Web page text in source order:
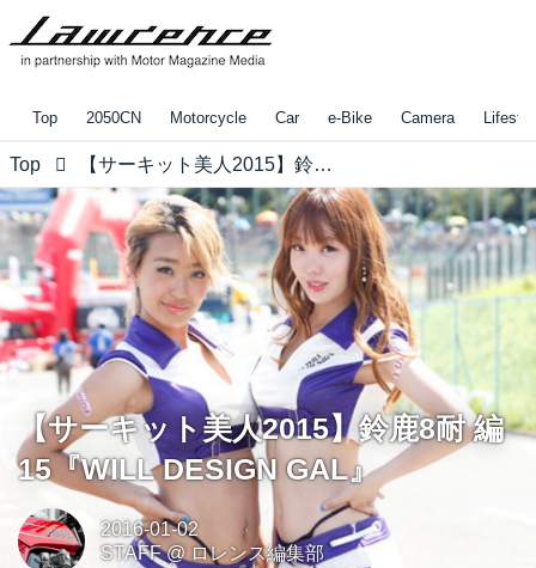
Top 2050CN Motorcycle Car e-Bike Camera
Top 【サーキット美人2015】鈴鹿8耐 編15『WILL DESIGN GAL』
【サーキット美人2015】鈴鹿8耐 編
15『WILL DESIGN GAL』
2016-01-02
STAFF@ ロレンス編集部